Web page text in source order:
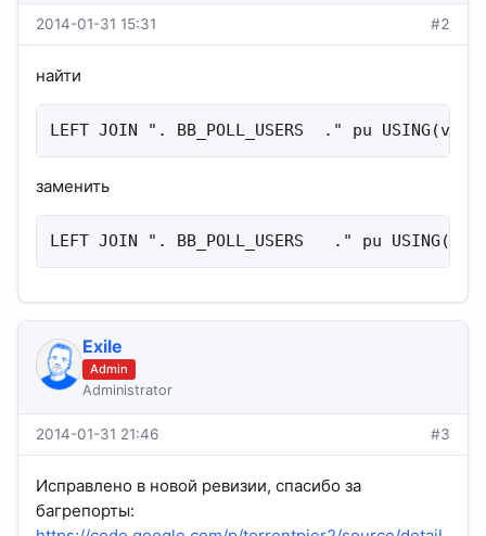
2014-01-31 15:31 #2
найти
LEFT JOIN ". BB_POLL_USERS  ." pu
заменить
LEFT JOIN ". BB_POLL_USERS   ." pu
Exile
Admin
Administrator
2014-01-31 21:46 #3
Исправлено в новой ревизии, спасибо за
багрепорты: